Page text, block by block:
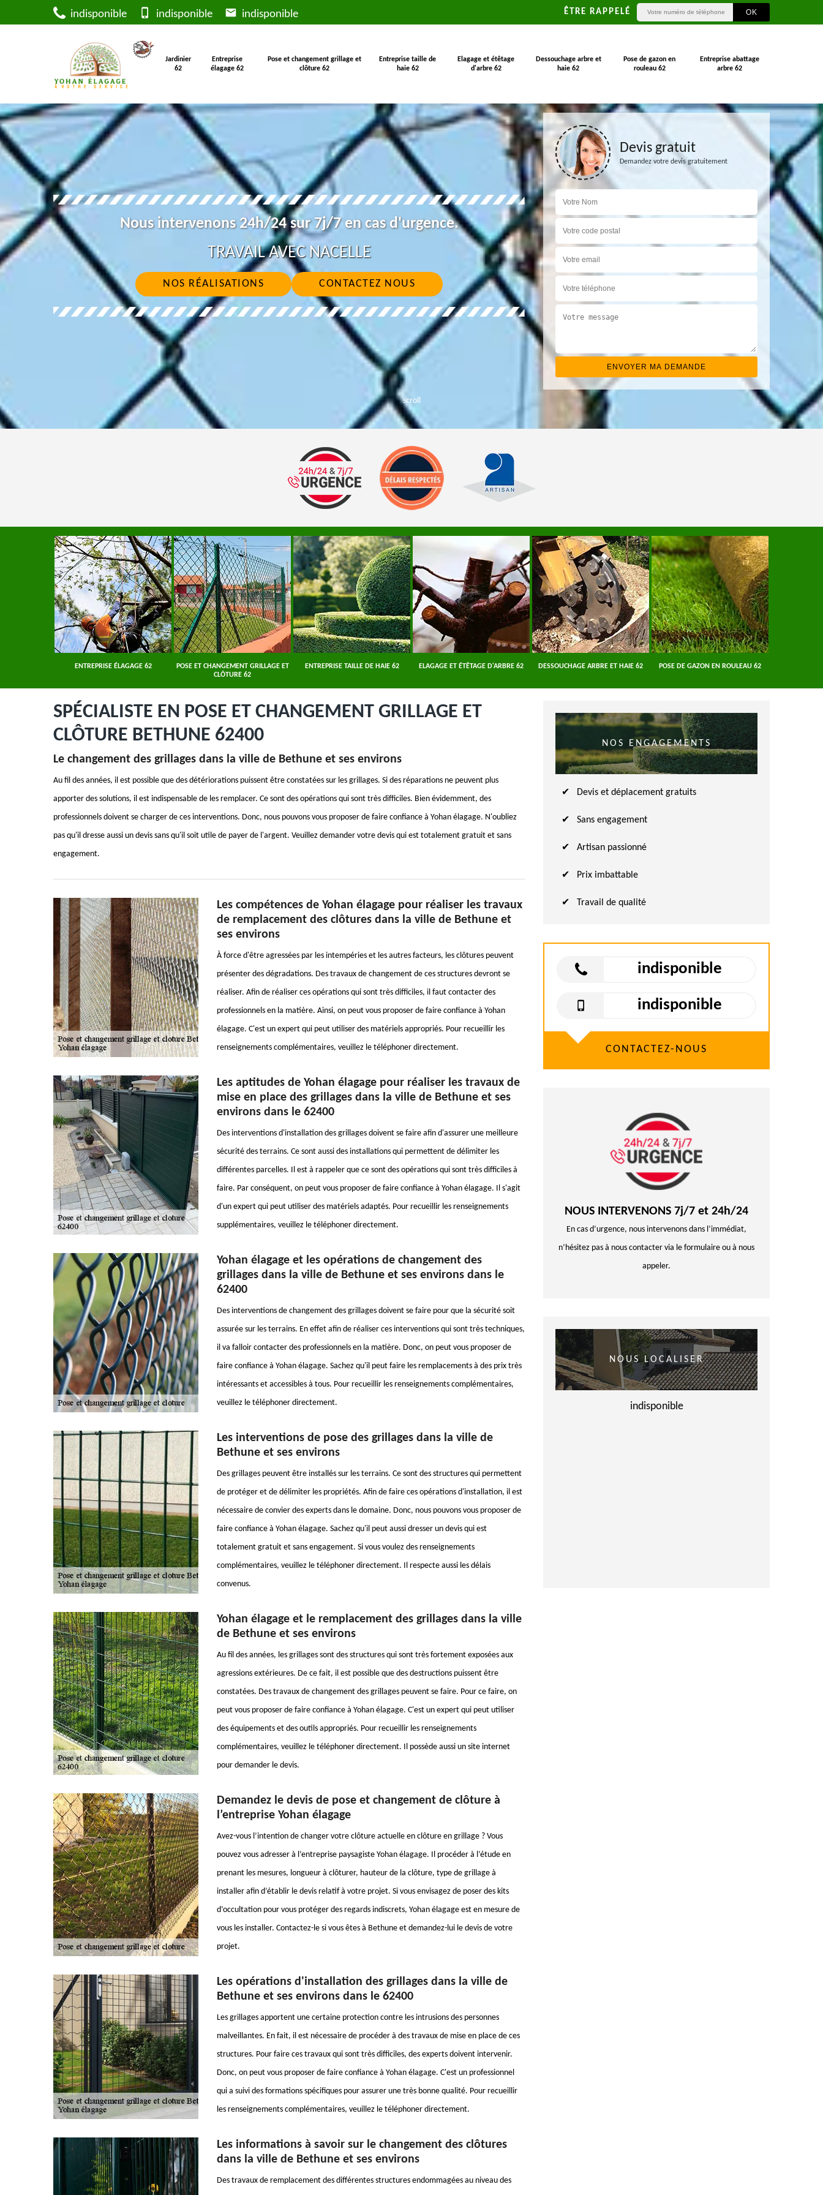
indisponible indisponible indisponible ÊTRE RAPPELÉ
Jardinier
62
Entreprise
élagage 62
Pose et changement grillage et
clôture 62
Entreprise taille de
haie 62
Elagage et étêtage
d'arbre 62
Dessouchage arbre et
haie 62
Pose de gazon en
rouleau 62
Entreprise abattage
arbre 62
scroll
Nous intervenons 24h/24 sur 7j/7 en cas d'urgence.
TRAVAIL AVEC NACELLE
NOS RÉALISATIONS CONTACTEZ NOUS
Devis gratuit
Demandez votre devis gratuitement
ENTREPRISE ÉLAGAGE 62
POSE ET CHANGEMENT GRILLAGE ET
CLÔTURE 62
ENTREPRISE TAILLE DE HAIE 62 ELAGAGE ET ÉTÊTAGE D'ARBRE 62 DESSOUCHAGE ARBRE ET HAIE 62 POSE DE GAZON EN ROULEAU 62
SPÉCIALISTE EN POSE ET CHANGEMENT GRILLAGE ET
CLÔTURE BETHUNE 62400
Le changement des grillages dans la ville de Bethune et ses environs
Au fil des années, il est possible que des détériorations puissent être constatées sur les grillages. Si des réparations ne peuvent plus
apporter des solutions, il est indispensable de les remplacer. Ce sont des opérations qui sont très difficiles. Bien évidemment, des
professionnels doivent se charger de ces interventions. Donc, nous pouvons vous proposer de faire confiance à Yohan élagage. N'oubliez
pas qu'il dresse aussi un devis sans qu'il soit utile de payer de l'argent. Veuillez demander votre devis qui est totalement gratuit et sans
engagement.
Les compétences de Yohan élagage pour réaliser les travaux
de remplacement des clôtures dans la ville de Bethune et
ses environs
À force d'être agressées par les intempéries et les autres facteurs, les clôtures peuvent
présenter des dégradations. Des travaux de changement de ces structures devront se
réaliser. Afin de réaliser ces opérations qui sont très difficiles, il faut contacter des
professionnels en la matière. Ainsi, on peut vous proposer de faire confiance à Yohan
élagage. C'est un expert qui peut utiliser des matériels appropriés. Pour recueillir les
renseignements complémentaires, veuillez le téléphoner directement.
Les aptitudes de Yohan élagage pour réaliser les travaux de
mise en place des grillages dans la ville de Bethune et ses
environs dans le 62400
Des interventions d'installation des grillages doivent se faire afin d'assurer une meilleure
sécurité des terrains. Ce sont aussi des installations qui permettent de délimiter les
différentes parcelles. Il est à rappeler que ce sont des opérations qui sont très difficiles à
faire. Par conséquent, on peut vous proposer de faire confiance à Yohan élagage. Il s'agit
d'un expert qui peut utiliser des matériels adaptés. Pour recueillir les renseignements
supplémentaires, veuillez le téléphoner directement.
Yohan élagage et les opérations de changement des
grillages dans la ville de Bethune et ses environs dans le
62400
Des interventions de changement des grillages doivent se faire pour que la sécurité soit
assurée sur les terrains. En effet afin de réaliser ces interventions qui sont très techniques,
il va falloir contacter des professionnels en la matière. Donc, on peut vous proposer de
faire confiance à Yohan élagage. Sachez qu'il peut faire les remplacements à des prix très
intéressants et accessibles à tous. Pour recueillir les renseignements complémentaires,
veuillez le téléphoner directement.
Les interventions de pose des grillages dans la ville de
Bethune et ses environs
Des grillages peuvent être installés sur les terrains. Ce sont des structures qui permettent
de protéger et de délimiter les propriétés. Afin de faire ces opérations d'installation, il est
nécessaire de convier des experts dans le domaine. Donc, nous pouvons vous proposer de
faire confiance à Yohan élagage. Sachez qu'il peut aussi dresser un devis qui est
totalement gratuit et sans engagement. Si vous voulez des renseignements
complémentaires, veuillez le téléphoner directement. Il respecte aussi les délais
convenus.
Yohan élagage et le remplacement des grillages dans la ville
de Bethune et ses environs
Au fil des années, les grillages sont des structures qui sont très fortement exposées aux
agressions extérieures. De ce fait, il est possible que des destructions puissent être
constatées. Des travaux de changement des grillages peuvent se faire. Pour ce faire, on
peut vous proposer de faire confiance à Yohan élagage. C'est un expert qui peut utiliser
des équipements et des outils appropriés. Pour recueillir les renseignements
complémentaires, veuillez le téléphoner directement. Il possède aussi un site internet
pour demander le devis.
Demandez le devis de pose et changement de clôture à
l’entreprise Yohan élagage
Avez-vous l’intention de changer votre clôture actuelle en clôture en grillage ? Vous
pouvez vous adresser à l’entreprise paysagiste Yohan élagage. Il procéder à l’étude en
prenant les mesures, longueur à clôturer, hauteur de la clôture, type de grillage à
installer afin d’établir le devis relatif à votre projet. Si vous envisagez de poser des kits
d’occultation pour vous protéger des regards indiscrets, Yohan élagage est en mesure de
vous les installer. Contactez-le si vous êtes à Bethune et demandez-lui le devis de votre
projet.
Les opérations d'installation des grillages dans la ville de
Bethune et ses environs dans le 62400
Les grillages apportent une certaine protection contre les intrusions des personnes
malveillantes. En fait, il est nécessaire de procéder à des travaux de mise en place de ces
structures. Pour faire ces travaux qui sont très difficiles, des experts doivent intervenir.
Donc, on peut vous proposer de faire confiance à Yohan élagage. C'est un professionnel
qui a suivi des formations spécifiques pour assurer une très bonne qualité. Pour recueillir
les renseignements complémentaires, veuillez le téléphoner directement.
Les informations à savoir sur le changement des clôtures
dans la ville de Bethune et ses environs
Des travaux de remplacement des différentes structures endommagées au niveau des
NOS ENGAGEMENTS
Devis et déplacement gratuits
Sans engagement
Artisan passionné
Prix imbattable
Travail de qualité
indisponible
indisponible
CONTACTEZ-NOUS
NOUS INTERVENONS 7j/7 et 24h/24
En cas d’urgence, nous intervenons dans l’immédiat,
n’hésitez pas à nous contacter via le formulaire ou à nous
appeler.
NOUS LOCALISER
indisponible